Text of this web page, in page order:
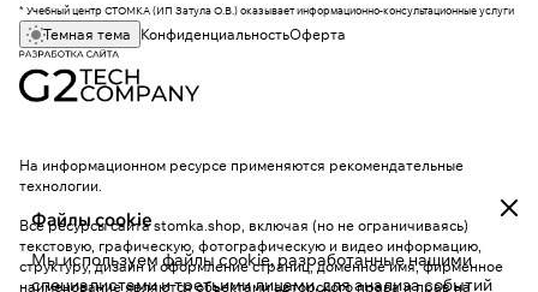
Файлы cookie
Мы используем файлы cookie, разработанные нашими
специалистами и третьими лицами, для анализа событий
* Учебный центр СТОМКА (ИП Затула О.В.) оказывает информационно-консультационные услуги
Темная тема КонфиденциальностьОферта
На информационном ресурсе применяются рекомендательные
технологии.
Все ресурсы сайта stomka.shop, включая (но не ограничиваясь)
текстовую, графическую, фотографическую и видео информацию,
структуру, дизайн и оформление страниц, доменное имя, фирменное
наименование являются объектами авторского права и прав на